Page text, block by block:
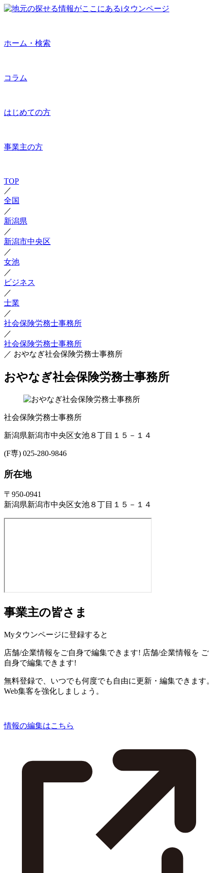
ホーム・検索
コラム
はじめての方
事業主の方
TOP
／
全国
／
新潟県
／
新潟市中央区
／
女池
／
ビジネス
／
士業
／
社会保険労務士事務所
／
社会保険労務士事務所
／ おやなぎ社会保険労務士事務所
おやなぎ社会保険労務士事務所
社会保険労務士事務所
新潟県新潟市中央区女池８丁目１５－１４
(F専) 025-280-9846
所在地
〒950-0941
新潟県新潟市中央区女池８丁目１５－１４
事業主の皆さま
Myタウンページに登録すると
店舗/企業情報をご自身で編集できます! 店舗/企業情報を ご
自身で編集できます!
無料登録で、いつでも何度でも自由に更新・編集できます。
Web集客を強化しましょう。
情報の編集はこちら